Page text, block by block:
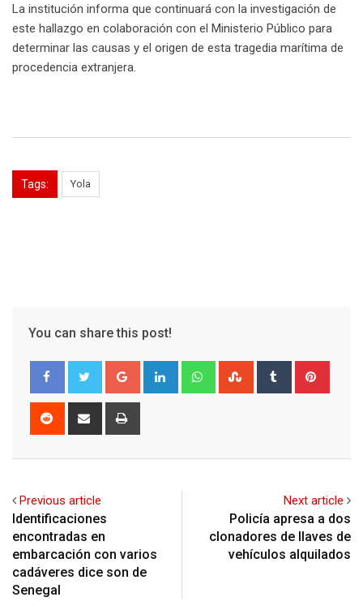
La institución informa que continuará con la investigación de
este hallazgo en colaboración con el Ministerio Público para
determinar las causas y el origen de esta tragedia marítima de
procedencia extranjera.
Tags: Yola
You can share this post!
Google+ LinkedIn WhatsappStumbleUpon
Tumblr
Reddit
Share
Previous article
Identificaciones
encontradas en
embarcación con varios
cadáveres dice son de
Senegal
Next article
Policía apresa a dos
clonadores de llaves de
vehículos alquilados